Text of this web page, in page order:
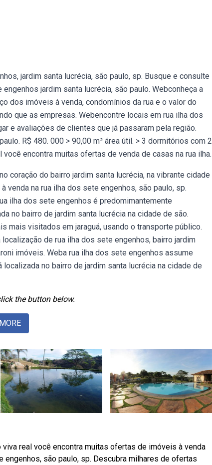
jardim santa lucrécia, são paulo, sp. Busque e consulte
jardim santa lucrécia, são paulo. Webconheça a
dos imóveis à venda, condomínios da rua e o valor do
que as empresas. Webencontre locais em rua ilha dos
e avaliações de clientes que já passaram pela região.
R$ 480. 000 > 90,00 m² área útil. > 3 dormitórios com 2
encontra muitas ofertas de venda de casas na rua ilha.
coração do bairro jardim santa lucrécia, na vibrante cidade
venda na rua ilha dos sete engenhos, são paulo, sp.
ilha dos sete engenhos é predomimantemente
no bairro de jardim santa lucrécia na cidade de são.
mais visitados em jaraguá, usando o transporte público.
de rua ilha dos sete engenhos, bairro jardim
imóveis. Weba rua ilha dos sete engenhos assume
no bairro de jardim santa lucrécia na cidade de
the button below.
real você encontra muitas ofertas de imóveis à venda
engenhos, são paulo, sp. Descubra milhares de ofertas